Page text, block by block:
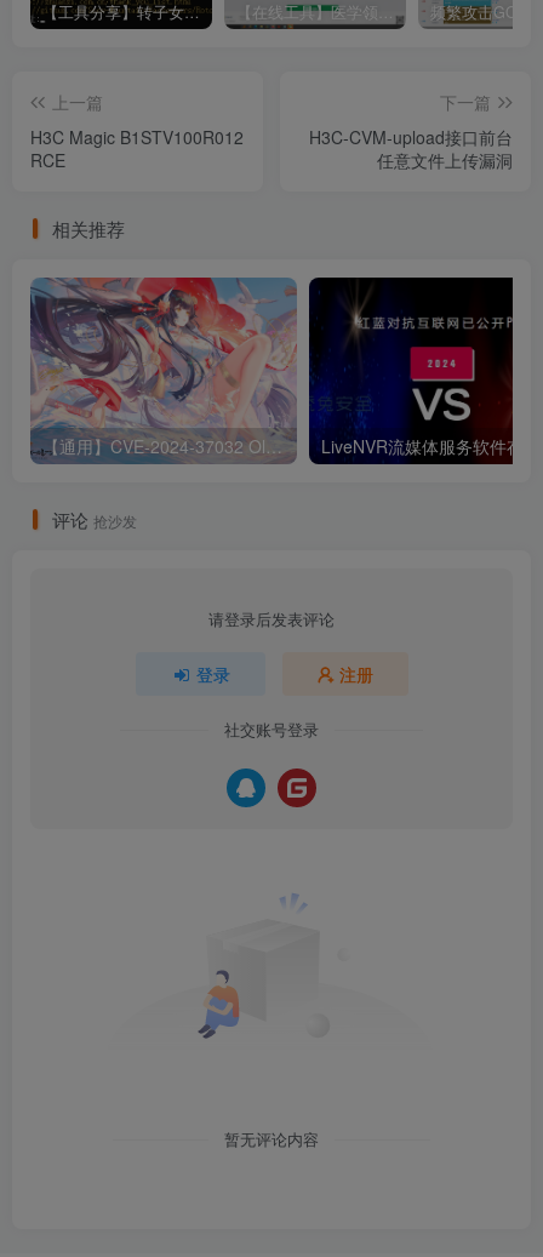
【工具分享】转子女神Rotor_Goddess 【在线工具】医学领域·心理症状自评量表SCL-90
上一篇
H3C Magic B1STV100R012
RCE
下一篇
H3C-CVM-upload接口前台
任意文件上传漏洞
相关推荐
【通用】CVE-2024-37032 Ollama 远程代码执行漏洞
评论 抢沙发
请登录后发表评论
登录 注册
社交账号登录
暂无评论内容